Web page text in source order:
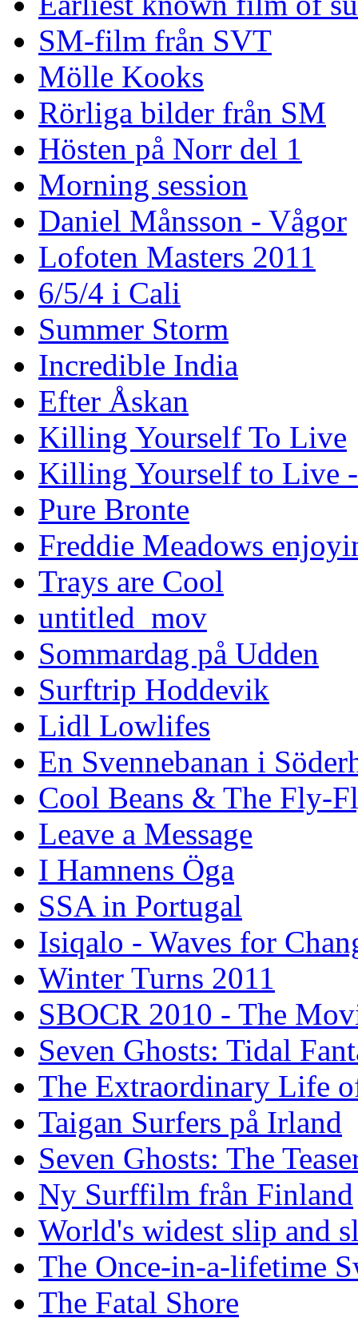
SM-film från SVT
Mölle Kooks
Rörliga bilder från SM
Hösten på Norr del 1
Morning session
Daniel Månsson - Vågor
Lofoten Masters 2011
6/5/4 i Cali
Summer Storm
Incredible India
Efter Åskan
Killing Yourself To Live
Killing Yourself to Live -
Pure Bronte
Freddie Meadows
Trays are Cool
untitled_mov
Sommardag på Udden
Surftrip Hoddevik
Lidl Lowlifes
En Svennebanan i
Cool Beans & The Fly-
Leave a Message
I Hamnens Öga
SSA in Portugal
Isiqalo - Waves for
Winter Turns 2011
SBOCR 2010 - The
Seven Ghosts: Tidal
The Extraordinary Life
Taigan Surfers på Irland
Seven Ghosts: The
Ny Surffilm från Finland
World's widest slip and
The Once-in-a-lifetime
The Fatal Shore